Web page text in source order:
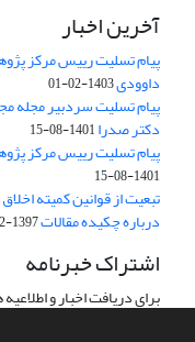
آخرین اخبار
پیام تسلیت رییس مرکز
داوودی1403-02-01
پیام تسلیت سردبیر مجله
دکتر صدرا1401-08-15
پیام تسلیت رییس مرکز
1401-08-15
تبعیت از قوانین کمیته
درباره چکیده مقالات1397-12-27
اشتراک خبرنامه
برای دریافت اخبار و